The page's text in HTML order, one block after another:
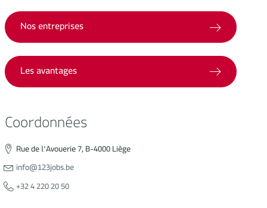
Nos entreprises
Les avantages
Coordonnées
Rue de l'Avouerie 7, B-4000 Liège
info@123jobs.be
+32 4 220 20 50